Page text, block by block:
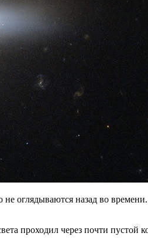
не оглядываются назад во
проходил через почти пустой